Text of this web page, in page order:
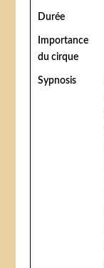
Durée
Importance
du cirque
Sypnosis